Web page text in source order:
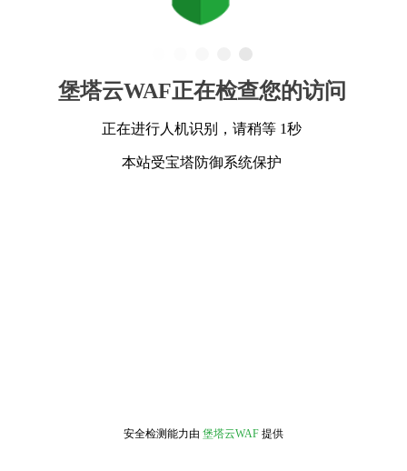
堡塔云WAF正在检查您的访问
正在进行人机识别，请稍等 1秒
本站受宝塔防御系统保护
安全检测能力由 堡塔云WAF 提供